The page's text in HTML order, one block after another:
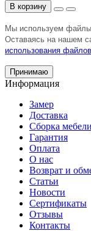
В корзину
Мы используем
Оставаясь на нашем
использования
Принимаю
Информация
Замер
Доставка
Сборка мебели
Гарантия
Оплата
О нас
Возврат и
Статьи
Новости
Сертификаты
Отзывы
Контакты